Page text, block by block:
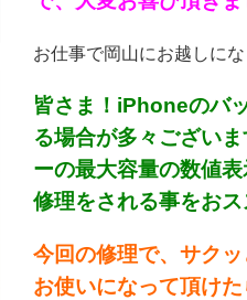
お仕事で岡山にお越しに
皆さま！iPhoneのバ
る場合が多々ござい
ーの最大容量の数値
修理をされる事をお
今回の修理で、サク
お使いになって頂け